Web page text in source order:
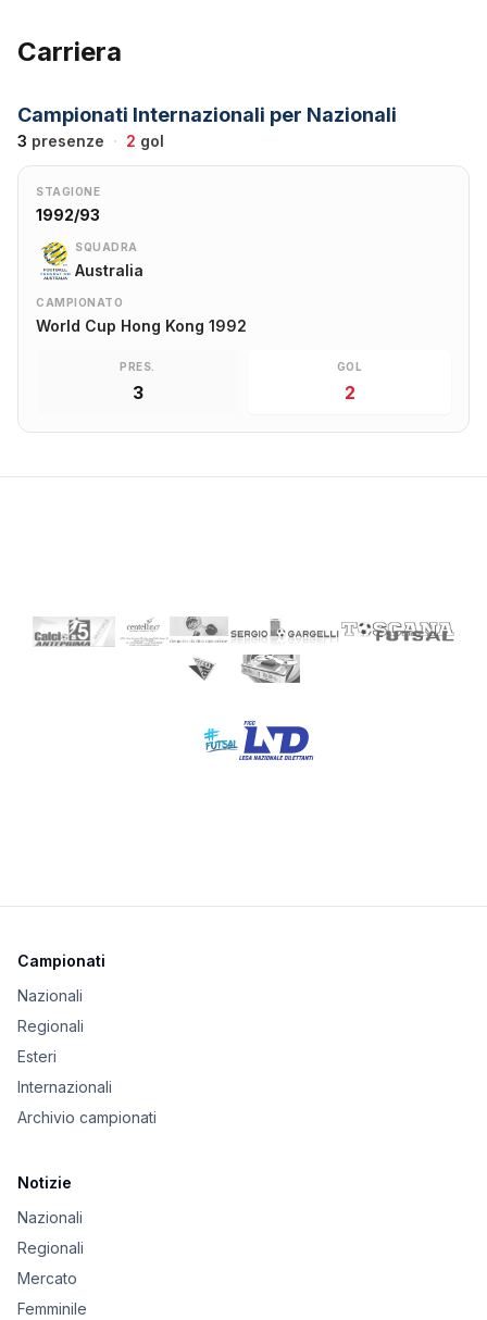
Carriera
Campionati Internazionali per Nazionali
3 presenze · 2 gol
STAGIONE
1992/93
SQUADRA
Australia
CAMPIONATO
World Cup Hong Kong 1992
PRES.
3
GOL
2
Campionati
Nazionali
Regionali
Esteri
Internazionali
Archivio campionati
Notizie
Nazionali
Regionali
Mercato
Femminile